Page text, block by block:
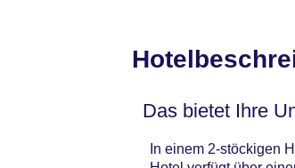
Das bietet Ihre
In einem 2-stöckigen